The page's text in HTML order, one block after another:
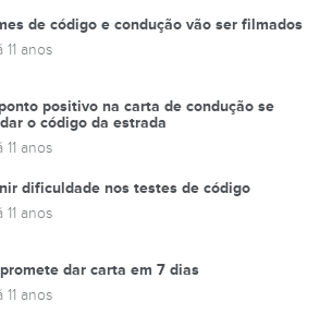
de código e condução vão ser filmados
11 anos
positivo na carta de condução se
o código da estrada
11 anos
dificuldade nos testes de código
11 anos
dar carta em 7 dias
11 anos